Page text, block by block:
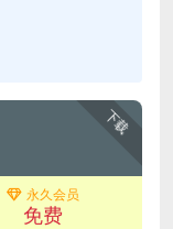
下载
永久会员
免费